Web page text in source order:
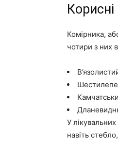
Комірника,
чотири з них
У
навіть